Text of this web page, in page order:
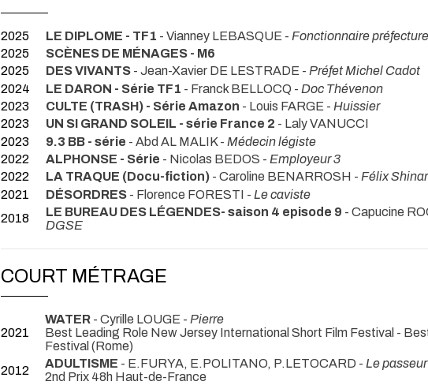
2025 LE DIPLOME - TF1 - Vianney LEBASQUE - Fonctionnaire préfecture
2025
SCÈNES DE MÉNAGES - M6
2025
DES VIVANTS - Jean-Xavier DE LESTRADE - Préfet Michel Cadot
2024
LE DARON - Série TF1 - Franck BELLOCQ - Doc Thévenon
2023
CULTE (TRASH) - Série Amazon - Louis FARGE - Huissier
2023
UN SI GRAND SOLEIL - série France 2 - Laly VANUCCI
2023
9.3 BB - série - Abd AL MALIK - Médecin légiste
2022
ALPHONSE - Série - Nicolas BEDOS - Employeur 3
2022
LA TRAQUE (Docu-fiction) - Caroline BENARROSH - Félix Shinar
2021
DÉSORDRES - Florence FORESTI - Le caviste
2018
LE BUREAU DES LÉGENDES- saison 4 episode 9 - Capucine
DGSE
COURT MÉTRAGE
2021
WATER - Cyrille LOUGE - Pierre
Best Leading Role New Jersey International Short Film Festival -
Festival (Rome)
2012
ADULTISME - E.FURYA, E.POLITANO, P.LETOCARD - Le passeur
2nd Prix 48h Haut-de-France